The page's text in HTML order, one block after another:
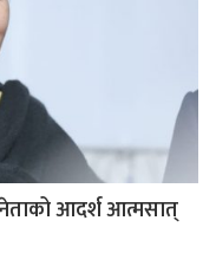
आदर्श आत्मसात्